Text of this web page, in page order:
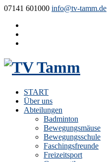
07141 601000 info@tv-tamm.de
START
Über uns
Abteilungen
Badminton
Bewegungsmäuse
Bewegungsschule
Faschingsfreunde
Freizeitsport